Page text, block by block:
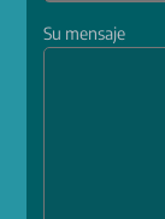
Su mensaje